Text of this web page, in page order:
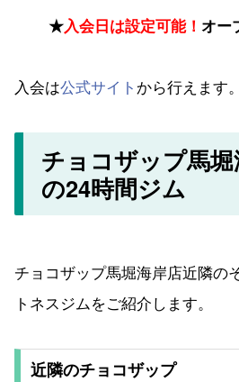
★入会日は設定可能！ オー
入会は公式サイト から行えます。
チョコザップ馬
の24時間ジム
チョコザップ馬堀海岸店近隣の
トネスジムをご紹介します。
近隣のチョコザップ